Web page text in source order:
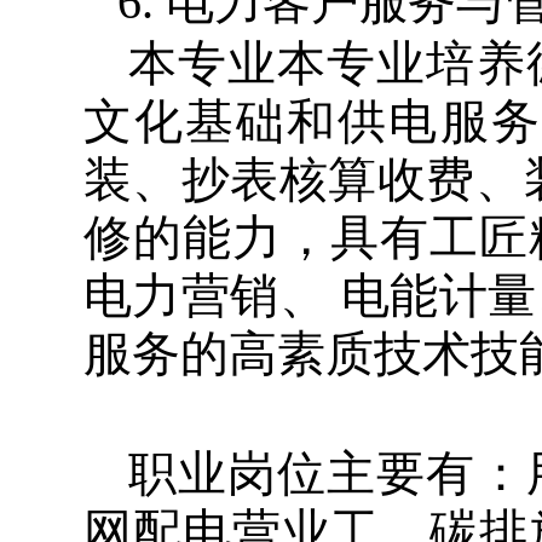
本专业本专业培
文化基础和供电服
装、抄表核算收费
修的能力，具有工
电力营销、
电能计
服务的高素质技术技
职业岗位主要有